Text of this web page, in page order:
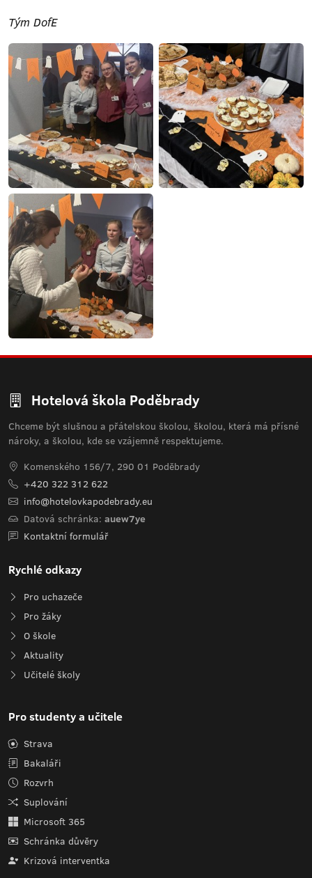
Tým DofE
Hotelová škola Poděbrady
Chceme být slušnou a přátelskou školou, školou, která má přísné
nároky, a školou, kde se vzájemně respektujeme.
Komenského 156/7, 290 01 Poděbrady
+420 322 312 622
info@hotelovkapodebrady.eu
Datová schránka: auew7ye
Kontaktní formulář
Rychlé odkazy
Pro uchazeče
Pro žáky
O škole
Aktuality
Učitelé školy
Pro studenty a učitele
Strava
Bakaláři
Rozvrh
Suplování
Microsoft 365
Schránka důvěry
Krizová interventka